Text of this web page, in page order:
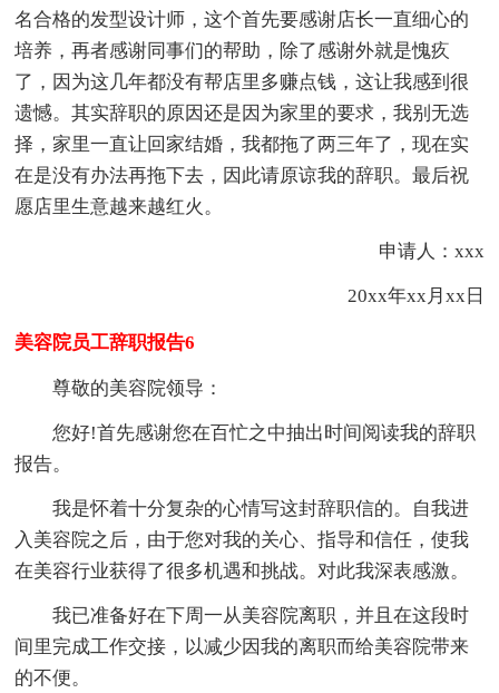
名合格的发型设计师，这个首先要感谢店长一直细心的
培养，再者感谢同事们的帮助，除了感谢外就是愧疚
了，因为这几年都没有帮店里多赚点钱，这让我感到很
遗憾。其实辞职的原因还是因为家里的要求，我别无选
择，家里一直让回家结婚，我都拖了两三年了，现在实
在是没有办法再拖下去，因此请原谅我的辞职。最后祝
愿店里生意越来越红火。
申请人：xxx
20xx年xx月xx日
美容院员工辞职报告6
尊敬的美容院领导：
您好!首先感谢您在百忙之中抽出时间阅读我的辞职
报告。
我是怀着十分复杂的心情写这封辞职信的。自我进
入美容院之后，由于您对我的关心、指导和信任，使我
在美容行业获得了很多机遇和挑战。对此我深表感激。
我已准备好在下周一从美容院离职，并且在这段时
间里完成工作交接，以减少因我的离职而给美容院带来
的不便。